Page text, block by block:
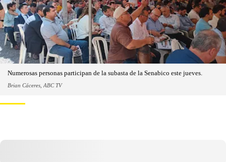
Numerosas personas participan de la subasta de la Senabico este jueves.
Brian Cáceres, ABC TV